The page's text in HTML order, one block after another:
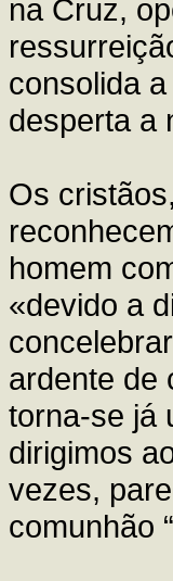
na Cruz,
consolida
desperta a
Os
homem
«devido a
ardente de
torna-se já
dirigimos
vezes,
comunhão